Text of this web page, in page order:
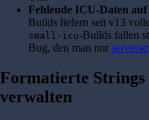
Fehlende ICU-Daten auf
Builds liefern seit v13
small-icu-Builds fallen
Bug, den man nur
Formatierte Strings
verwalten